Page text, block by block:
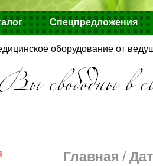
Спецпредложения
оборудование от
Главная /